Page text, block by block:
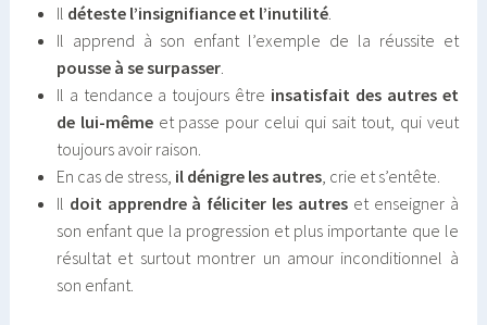
Il déteste l’insignifiance et l’inutilité.
Il apprend à son enfant l’exemple de la réussite et
pousse à se surpasser.
Il a tendance a toujours être insatisfait des autres et
de lui-mêmeet passe pour celui qui sait tout, qui veut
toujours avoir raison.
En cas de stress, il dénigre les autres, crie et s’entête.
Il doit apprendre à féliciter les autres et enseigner à
son enfant que la progression et plus importante que le
résultat et surtout montrer un amour inconditionnel à
son enfant.